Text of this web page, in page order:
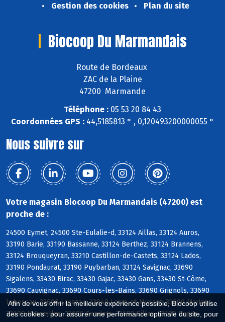
Afin de vous offrir la meilleure expérience possible, Biocoop utilise
des cookies : pour assurer une performance optimale du site, pour
Gestion des cookies
Plan du site
Biocoop Du Marmandais
Route de Bordeaux
ZAC de la Plaine
47200 Marmande
Téléphone : 05 53 20 84 43
Coordonnées GPS : 44,5185813 ° , 0,120493200000055 °
Nous suivre sur
Votre magasin Biocoop Du Marmandais (47200) est
proche de :
24500 Eymet, 24500 Ste-Eulalie-d, 33124 Aillas, 33124 Auros,
33190 Barie, 33190 Bassanne, 33124 Berthez, 33124 Brannens,
33124 Brouqueyran, 33210 Castillon-de-Castets, 33124 Lados,
33190 Pondaurat, 33190 Puybarban, 33124 Savignac, 33690
Sigalens, 33430 Birac, 33430 Gajac, 33430 Gans, 33430 St-Côme,
33690 Cauvignac, 33690 Cours-les-Bains, 33690 Grignols, 33690
Labescau, 33690 Lavazan, 33840 Lerm-et-Musset, 33690 Marions,
33690 Masseilles, 33690 Sendets, 33690 Sillas, 33190 Bagas